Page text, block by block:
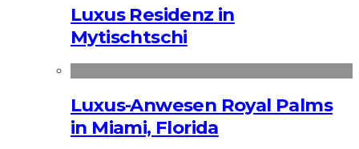
Luxus Residenz in
Mytischtschi
Luxus-Anwesen Royal Palms
in Miami, Florida